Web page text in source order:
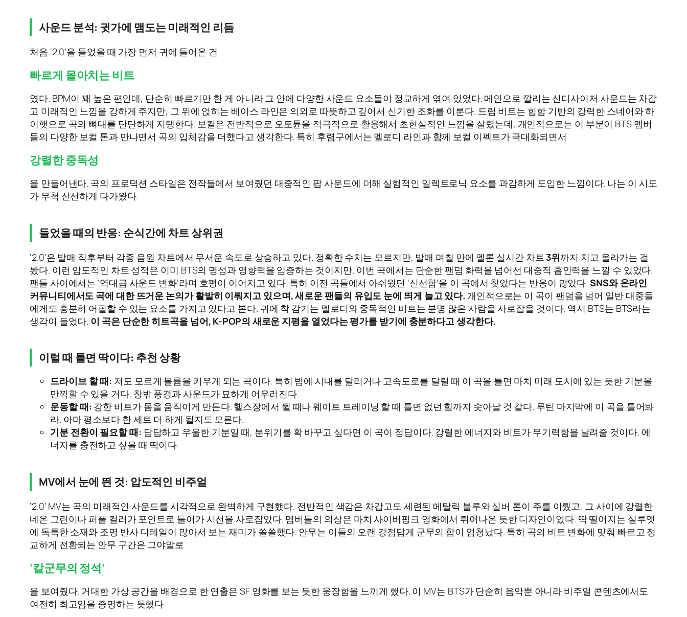
사운드 분석: 귓가에 맴도는 미래적인 리듬
처음 ‘2.0’을 들었을 때 가장 먼저 귀에 들어온 건
빠르게 몰아치는 비트
였다. BPM이 꽤 높은 편인데, 단순히 빠르기만 한 게 아니라 그 안에 다양한 사운드 요소들이 정교하게 엮여 있었다. 메인으로 깔리는 신디사이저 사운드는 차갑
고 미래적인 느낌을 강하게 주지만, 그 위에 얹히는 베이스 라인은 의외로 따뜻하고 깊어서 신기한 조화를 이룬다. 드럼 비트는 힙합 기반의 강력한 스네어와 하
이햇으로 곡의 뼈대를 단단하게 지탱한다. 보컬은 전반적으로 오토튠을 적극적으로 활용해서 초현실적인 느낌을 살렸는데, 개인적으로는 이 부분이 BTS 멤버
들의 다양한 보컬 톤과 만나면서 곡의 입체감을 더했다고 생각한다. 특히 후렴구에서는 멜로디 라인과 함께 보컬 이펙트가 극대화되면서
강렬한 중독성
을 만들어낸다. 곡의 프로덕션 스타일은 전작들에서 보여줬던 대중적인 팝 사운드에 더해 실험적인 일렉트로닉 요소를 과감하게 도입한 느낌이다. 나는 이 시도
가 무척 신선하게 다가왔다.
들었을 때의 반응: 순식간에 차트 상위권
‘2.0’은 발매 직후부터 각종 음원 차트에서 무서운 속도로 상승하고 있다. 정확한 수치는 모르지만, 발매 며칠 만에 멜론 실시간 차트3위까지 치고 올라가는 걸
봤다. 이런 압도적인 차트 성적은 이미 BTS의 명성과 영향력을 입증하는 것이지만, 이번 곡에서는 단순한 팬덤 화력을 넘어선 대중적 흡인력을 느낄 수 있었다.
팬들 사이에서는 ‘역대급 사운드 변화’라며 호평이 이어지고 있다. 특히 이전 곡들에서 아쉬웠던 ‘신선함’을 이 곡에서 찾았다는 반응이 많았다.SNS와 온라인
커뮤니티에서도 곡에 대한 뜨거운 논의가 활발히 이뤄지고 있으며, 새로운 팬들의 유입도 눈에 띄게 늘고 있다. 개인적으로는 이 곡이 팬덤을 넘어 일반 대중들
에게도 충분히 어필할 수 있는 요소를 가지고 있다고 본다. 귀에 착 감기는 멜로디와 중독적인 비트는 분명 많은 사람을 사로잡을 것이다. 역시 BTS는 BTS라는
생각이 들었다. 이 곡은 단순한 히트곡을 넘어, K-POP의 새로운 지평을 열었다는 평가를 받기에 충분하다고 생각한다.
이럴 때 틀면 딱이다: 추천 상황
드라이브 할 때: 저도 모르게 볼륨을 키우게 되는 곡이다. 특히 밤에 시내를 달리거나 고속도로를 달릴 때 이 곡을 틀면 마치 미래 도시에 있는 듯한 기분을
만끽할 수 있을 거다. 창밖 풍경과 사운드가 묘하게 어우러진다.
운동할 때: 강한 비트가 몸을 움직이게 만든다. 헬스장에서 뛸 때나 웨이트 트레이닝 할 때 틀면 없던 힘까지 솟아날 것 같다. 루틴 마지막에 이 곡을 틀어봐
라. 아마 평소보다 한 세트 더 하게 될지도 모른다.
기분 전환이 필요할 때: 답답하고 우울한 기분일 때, 분위기를 확 바꾸고 싶다면 이 곡이 정답이다. 강렬한 에너지와 비트가 무기력함을 날려줄 것이다. 에
너지를 충전하고 싶을 때 딱이다.
MV에서 눈에 띈 것: 압도적인 비주얼
‘2.0’ MV는 곡의 미래적인 사운드를 시각적으로 완벽하게 구현했다. 전반적인 색감은 차갑고도 세련된 메탈릭 블루와 실버 톤이 주를 이뤘고, 그 사이에 강렬한
네온 그린이나 퍼플 컬러가 포인트로 들어가 시선을 사로잡았다. 멤버들의 의상은 마치 사이버펑크 영화에서 튀어나온 듯한 디자인이었다. 딱 떨어지는 실루엣
에 독특한 소재와 조명 반사 디테일이 많아서 보는 재미가 쏠쏠했다. 안무는 이들의 오랜 강점답게 군무의 합이 엄청났다. 특히 곡의 비트 변화에 맞춰 빠르고 정
교하게 전환되는 안무 구간은 그야말로
‘칼군무의 정석’
을 보여줬다. 거대한 가상 공간을 배경으로 한 연출은 SF 영화를 보는 듯한 웅장함을 느끼게 했다. 이 MV는 BTS가 단순히 음악뿐 아니라 비주얼 콘텐츠에서도
여전히 최고임을 증명하는 듯했다.